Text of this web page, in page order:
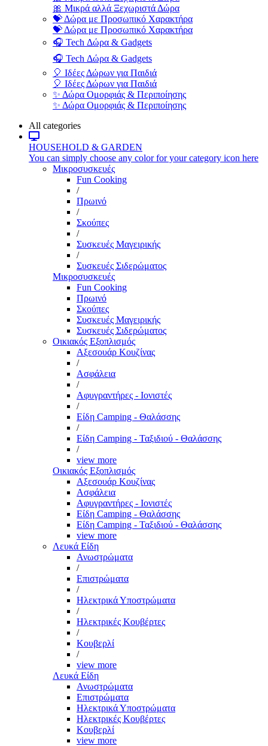
🎀 Μικρά αλλά Ξεχωριστά Δώρα
💝 Δώρα με Προσωπικό Χαρακτήρα
💝 Δώρα με Προσωπικό Χαρακτήρα
🎧 Tech Δώρα & Gadgets
🎧 Tech Δώρα & Gadgets
🎈 Ιδέες Δώρων για Παιδιά
🎈 Ιδέες Δώρων για Παιδιά
✨ Δώρα Ομορφιάς & Περιποίησης
✨ Δώρα Ομορφιάς & Περιποίησης
All categories
HOUSEHOLD & GARDEN
You can simply choose any color for your category icon here
Μικροσυσκευές
Fun Cooking
/
Πρωινό
/
Σκούπες
/
Συσκευές Μαγειρικής
/
Συσκευές Σιδερώματος
Μικροσυσκευές
Fun Cooking
Πρωινό
Σκούπες
Συσκευές Μαγειρικής
Συσκευές Σιδερώματος
Οικιακός Εξοπλισμός
Αξεσουάρ Κουζίνας
/
Ασφάλεια
/
Αφυγραντήρες - Ιονιστές
/
Είδη Camping - Θαλάσσης
/
Είδη Camping - Ταξιδιού - Θαλάσσης
/
view more
Οικιακός Εξοπλισμός
Αξεσουάρ Κουζίνας
Ασφάλεια
Αφυγραντήρες - Ιονιστές
Είδη Camping - Θαλάσσης
Είδη Camping - Ταξιδιού - Θαλάσσης
view more
Λευκά Είδη
Ανωστρώματα
/
Επιστρώματα
/
Ηλεκτρικά Υποστρώματα
/
Ηλεκτρικές Κουβέρτες
/
Κουβερλί
/
view more
Λευκά Είδη
Ανωστρώματα
Επιστρώματα
Ηλεκτρικά Υποστρώματα
Ηλεκτρικές Κουβέρτες
Κουβερλί
view more